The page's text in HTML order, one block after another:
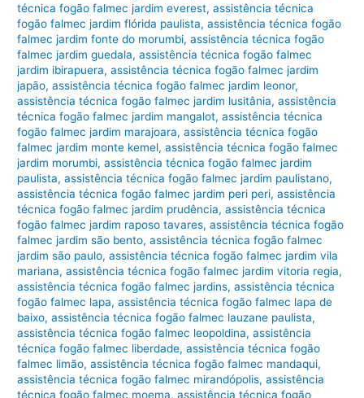
técnica fogão falmec jardim everest,assistência técnica
fogão falmec jardim flórida paulista,assistência técnica fogão
falmec jardim fonte do morumbi,assistência técnica fogão
falmec jardim guedala,assistência técnica fogão falmec
jardim ibirapuera,assistência técnica fogão falmec jardim
japão,assistência técnica fogão falmec jardim leonor,
assistência técnica fogão falmec jardim lusitânia,assistência
técnica fogão falmec jardim mangalot,assistência técnica
fogão falmec jardim marajoara,assistência técnica fogão
falmec jardim monte kemel,assistência técnica fogão falmec
jardim morumbi,assistência técnica fogão falmec jardim
paulista,assistência técnica fogão falmec jardim paulistano,
assistência técnica fogão falmec jardim peri peri,assistência
técnica fogão falmec jardim prudência,assistência técnica
fogão falmec jardim raposo tavares,assistência técnica fogão
falmec jardim são bento,assistência técnica fogão falmec
jardim são paulo,assistência técnica fogão falmec jardim vila
mariana,assistência técnica fogão falmec jardim vitoria regia,
assistência técnica fogão falmec jardins,assistência técnica
fogão falmec lapa,assistência técnica fogão falmec lapa de
baixo,assistência técnica fogão falmec lauzane paulista,
assistência técnica fogão falmec leopoldina,assistência
técnica fogão falmec liberdade,assistência técnica fogão
falmec limão,assistência técnica fogão falmec mandaqui,
assistência técnica fogão falmec mirandópolis,assistência
técnica fogão falmec moema,assistência técnica fogão